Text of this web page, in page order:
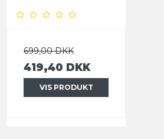
699,00 DKK
419,40 DKK
VIS PRODUKT